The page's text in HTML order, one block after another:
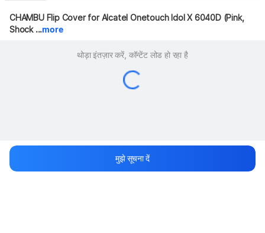
CHAMBU Flip Cover for Alcatel Onetouch Idol X 6040D (Pink,
Shock ...more
थोड़ा इंतज़ार करें, कॉन्टेंट लोड हो रहा है
मुझे सूचना दें